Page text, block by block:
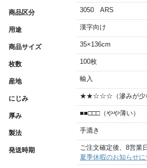
商品区分 3050 ARS
用途 漢字向け
商品サイズ 35×136cm
枚数 100枚
産地 輸入
にじみ ★★☆☆☆（滲みが少
厚み ■■□□□（やや薄い）
製法 手漉き
発送時期
ご注文確定後、8営業
夏季休暇のお知らせ